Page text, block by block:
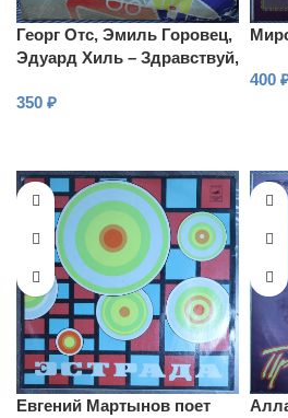
Георг Отс, Эмиль Горовец,
Эдуард Хиль – Здравствуй,
350 ₽
400
Евгений Мартынов поет